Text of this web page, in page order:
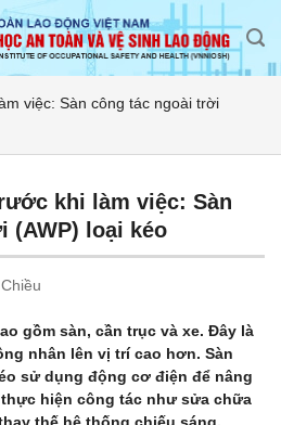
việc: Sàn công tác ngoài trời
khi làm việc: Sàn
(AWP) loại kéo
gồm sàn, cần trục và xe. Đây là
nhân lên vị trí cao hơn. Sàn
sử dụng động cơ điện để nâng
hiện công tác như sửa chữa